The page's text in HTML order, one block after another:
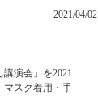
2021/04/02
演会」を2021
マスク着用・手